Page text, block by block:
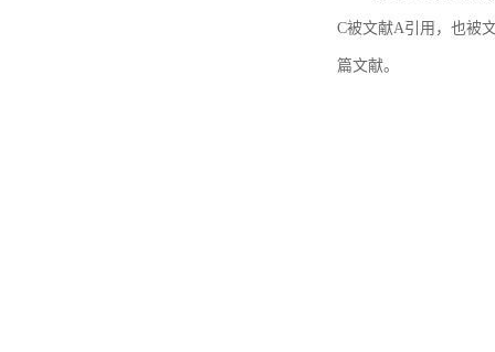
C被文献A引用，也被
篇文献。